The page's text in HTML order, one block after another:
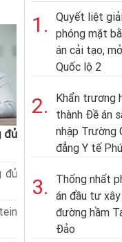
đủ
đủ
1.
Quyết liệt
phóng mặt
án cải tạo,
Quốc lộ 2
2.
Khẩn trương
thành Đề án
nhập Trường
đẳng Y tế
3.
Thống nhất
án đầu tư
đường hầm
Đảo